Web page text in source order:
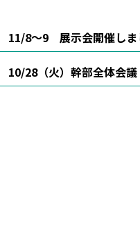
11/8～9 展示会開催しま
10/28（火）幹部全体会